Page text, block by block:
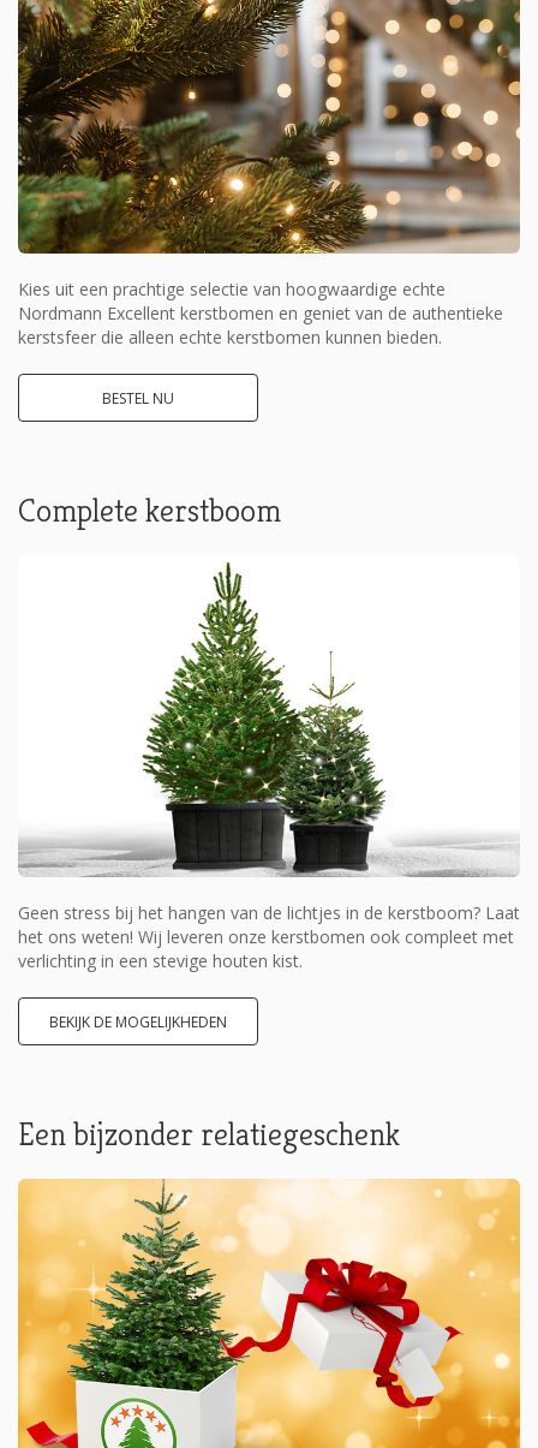
Kies uit een prachtige selectie van hoogwaardige echte
Nordmann Excellent kerstbomen en geniet van de authentieke
kerstsfeer die alleen echte kerstbomen kunnen bieden.
BESTEL NU
Complete kerstboom
Geen stress bij het hangen van de lichtjes in de kerstboom? Laat
het ons weten! Wij leveren onze kerstbomen ook compleet met
verlichting in een stevige houten kist.
BEKIJK DE MOGELIJKHEDEN
Een bijzonder relatiegeschenk